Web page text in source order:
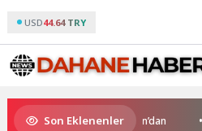
USD44.64 TRY
Son Eklenenler
start Başkan Büyükakın’dan